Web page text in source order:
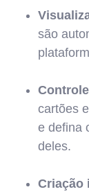
são
cartões
e defina
deles.
Criação